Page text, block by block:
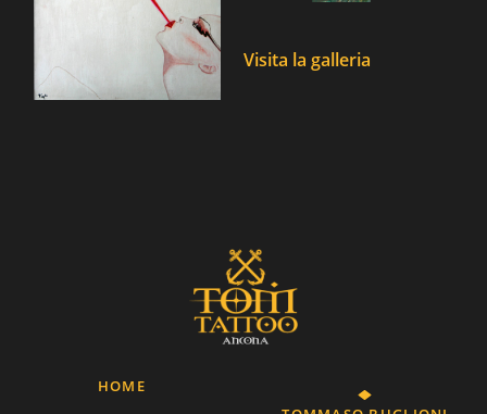
Visita la galleria
HOME